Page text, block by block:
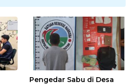
Pengedar Sabu di Desa